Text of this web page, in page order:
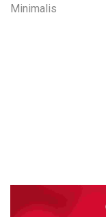
Minimalis